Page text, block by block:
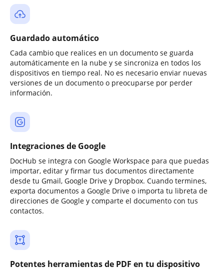
Guardado automático
Cada cambio que realices en un documento se guarda
automáticamente en la nube y se sincroniza en todos los
dispositivos en tiempo real. No es necesario enviar nuevas
versiones de un documento o preocuparse por perder
información.
Integraciones de Google
DocHub se integra con Google Workspace para que puedas
importar, editar y firmar tus documentos directamente
desde tu Gmail, Google Drive y Dropbox. Cuando termines,
exporta documentos a Google Drive o importa tu libreta de
direcciones de Google y comparte el documento con tus
contactos.
Potentes herramientas de PDF en tu dispositivo